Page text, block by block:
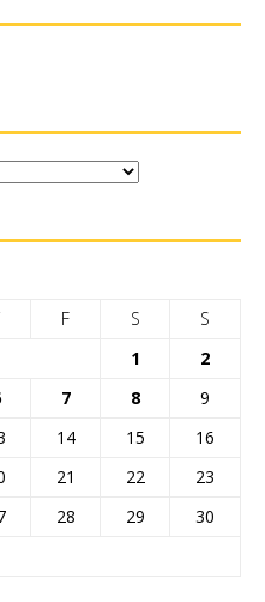
F S
S
1
2
7 8
9
14 15
16
21 22
23
28 29
30